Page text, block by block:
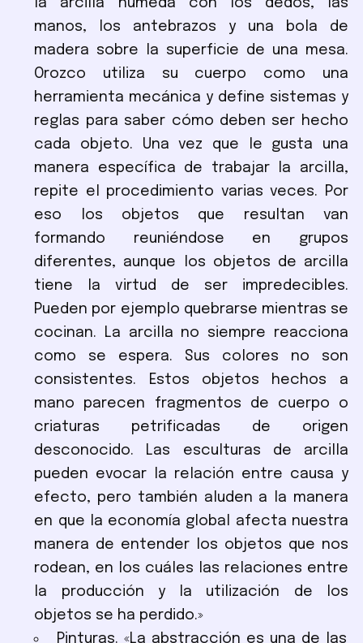
la arcilla húmeda con los dedos, las
manos, los antebrazos y una bola de
madera sobre la superficie de una mesa.
Orozco utiliza su cuerpo como una
herramienta mecánica y define sistemas y
reglas para saber cómo deben ser hecho
cada objeto. Una vez que le gusta una
manera específica de trabajar la arcilla,
repite el procedimiento varias veces. Por
eso los objetos que resultan van
formando reuniéndose en grupos
diferentes, aunque los objetos de arcilla
tiene la virtud de ser impredecibles.
Pueden por ejemplo quebrarse mientras se
cocinan. La arcilla no siempre reacciona
como se espera. Sus colores no son
consistentes. Estos objetos hechos a
mano parecen fragmentos de cuerpo o
criaturas petrificadas de origen
desconocido. Las esculturas de arcilla
pueden evocar la relación entre causa y
efecto, pero también aluden a la manera
en que la economía global afecta nuestra
manera de entender los objetos que nos
rodean, en los cuáles las relaciones entre
la producción y la utilización de los
objetos se ha perdido.»
Pinturas. «La abstracción es una de las